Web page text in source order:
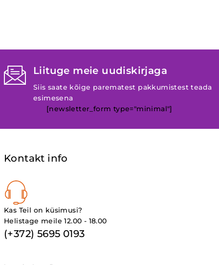
Liituge meie uudiskirjaga
Siis saate kõige parematest pakkumistest teada
esimesena
[newsletter_form type="minimal"]
Kontakt info
Kas Teil on küsimusi?
Helistage meile 12.00 - 18.00
(+372) 5695 0193